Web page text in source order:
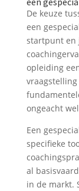
De keuze
een
startpunt en
opleiding
ongeacht
Een
specifieke
al
in de markt.